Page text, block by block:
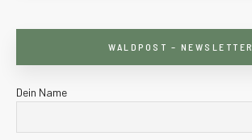
WALDPOST – NEWSLETTER
Dein Name